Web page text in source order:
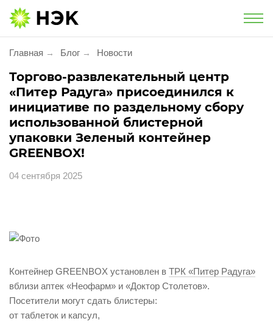
Национальная экологическая компания
Услуги
Утилизация и обезвреживание
Экологическое сопровождение
продукции
Главная → Блог → Новости
Торгово-развлекательный центр
«Питер Радуга» присоединился к
инициативе по раздельному сбору
использованной блистерной
упаковки Зеленый контейнер
GREENBOX!
04 сентября 2025
Контейнер GREENBOX установлен в ТРК «Питер Радуга»
вблизи аптек «Неофарм» и «Доктор Столетов».
Посетители могут сдать блистеры:
от таблеток и капсул,